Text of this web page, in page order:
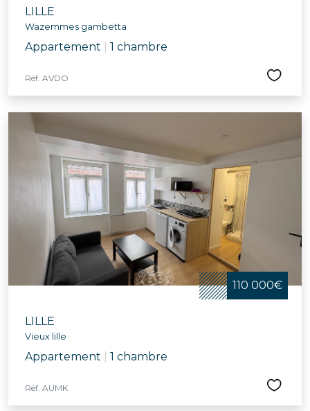
LILLE
Wazemmes gambetta
Appartement 1 chambre
Réf. AVDO
110 000€
LILLE
Vieux lille
Appartement 1 chambre
Réf. AUMK